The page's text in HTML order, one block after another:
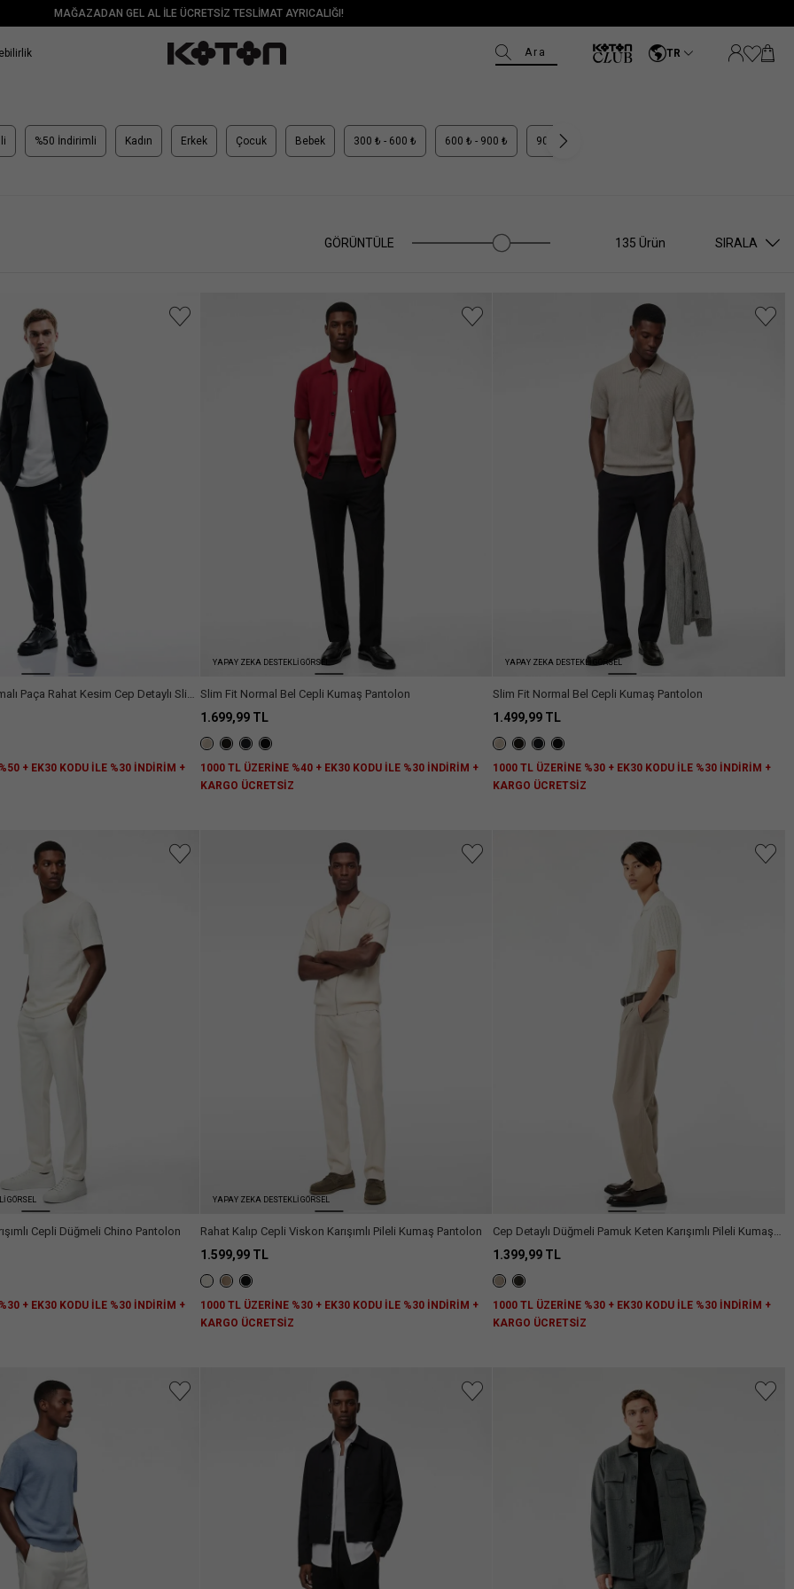
MAĞAZADAN GEL AL İLE ÜCRETSİZ TESLİMAT AYRICALIĞI!
Ara TR
%50 İndirimli Kadın Erkek Çocuk Bebek 300 ₺ - 600 ₺ 600 ₺ - 900 ₺ 900 ₺ - 1.100 ₺
GÖRÜNTÜLE 135 Ürün SIRALA
Paça Rahat Kesim Cep Detaylı Slim
+ EK30 KODU İLE %30 İNDİRİM +
YAPAY ZEKA DESTEKLİ GÖRSEL
Slim Fit Normal Bel Cepli Kumaş Pantolon
1.699,99 TL
1000 TL ÜZERİNE %40 + EK30 KODU İLE %30 İNDİRİM +
KARGO ÜCRETSİZ
YAPAY ZEKA DESTEKLİ GÖRSEL
Slim Fit Normal Bel Cepli Kumaş Pantolon
1.499,99 TL
1000 TL ÜZERİNE %30 + EK30 KODU İLE %30 İNDİRİM +
KARGO ÜCRETSİZ
GÖRSEL
Cepli Düğmeli Chino Pantolon
+ EK30 KODU İLE %30 İNDİRİM +
YAPAY ZEKA DESTEKLİ GÖRSEL
Rahat Kalıp Cepli Viskon Karışımlı Pileli Kumaş Pantolon
1.599,99 TL
1000 TL ÜZERİNE %30 + EK30 KODU İLE %30 İNDİRİM +
KARGO ÜCRETSİZ
Cep Detaylı Düğmeli Pamuk Keten Karışımlı Pileli Kumaş
Pantolon
1.399,99 TL
1000 TL ÜZERİNE %30 + EK30 KODU İLE %30 İNDİRİM +
KARGO ÜCRETSİZ